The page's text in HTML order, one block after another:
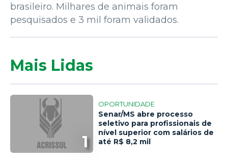
brasileiro. Milhares de animais foram
pesquisados e 3 mil foram validados.
Mais Lidas
1
OPORTUNIDADE
Senar/MS abre processo
seletivo para profissionais de
nível superior com salários de
até R$ 8,2 mil